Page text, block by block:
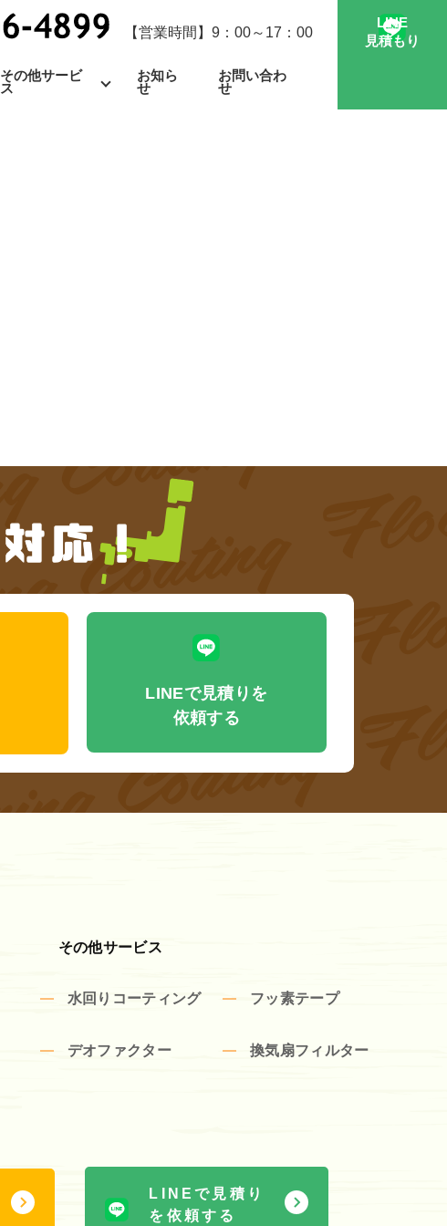
【営業時間】9：00～17：00
その他サービ
ス
お知ら
せ
お問い合わ
せ
LINE
見積もり
LINEで見積りを
依頼する
その他サービス
水回りコーティング フッ素テープ
デオファクター 換気扇フィルター
LINEで見積り
を依頼する